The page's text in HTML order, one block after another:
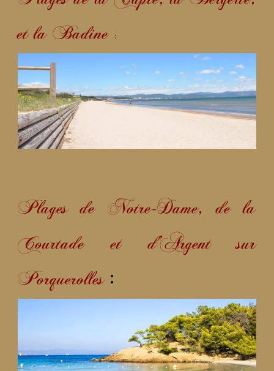
et la Badine :
Plages de Notre-Dame, de la
Courtade et d’Argent sur
Porquerolles: